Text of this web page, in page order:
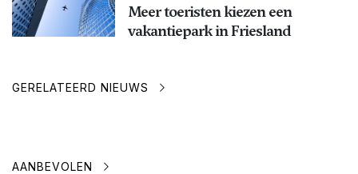
Meer toeristen kiezen een
vakantiepark in Friesland
GERELATEERD NIEUWS
AANBEVOLEN